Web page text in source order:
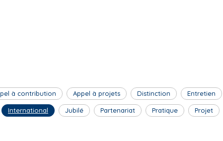
à contribution Appel à projets Distinction Entretien
International Jubilé Partenariat Pratique Projet